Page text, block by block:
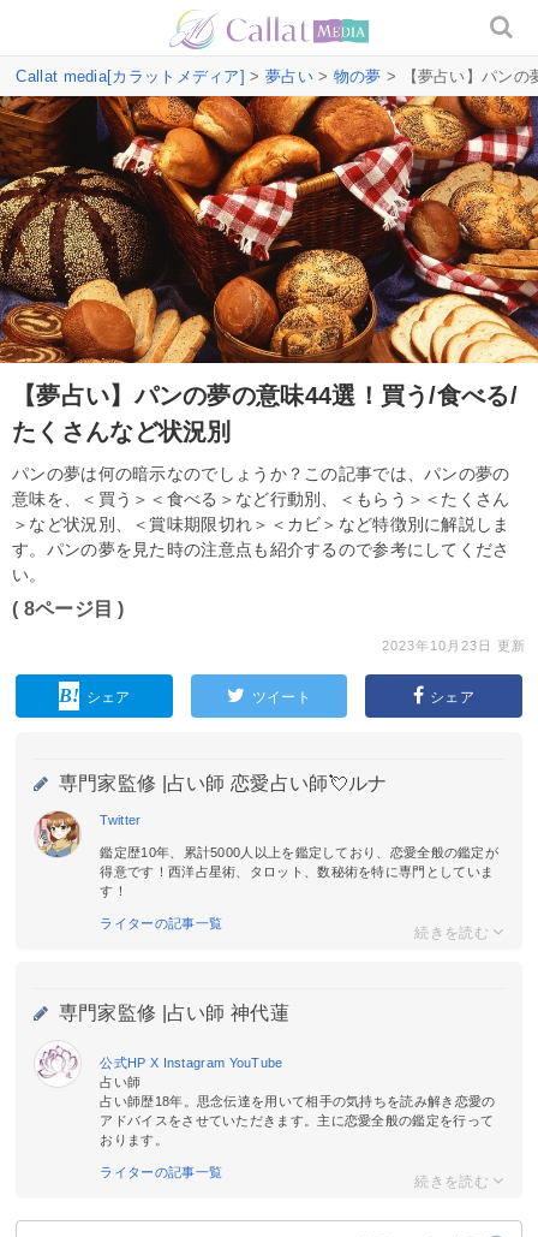
Callat media[カラットメディア] > 夢占い> 物の夢 > 【夢占い】パンの
【夢占い】パンの夢の意味44選！買う/食べる/
たくさんなど状況別
パンの夢は何の暗示なのでしょうか？この記事では、パンの夢の
意味を、＜買う＞＜食べる＞など行動別、＜もらう＞＜たくさん
＞など状況別、＜賞味期限切れ＞＜カビ＞など特徴別に解説しま
す。パンの夢を見た時の注意点も紹介するので参考にしてくださ
い。
( 8ページ目 )
2023年10月23日 更新
シェア ツイート シェア
専門家監修 | 占い師 恋愛占い師💘ルナ
Twitter
鑑定歴10年、累計5000人以上を鑑定しており、恋愛全般の鑑定が
得意です！西洋占星術、タロット、数秘術を特に専門としていま
す！
ライターの記事一覧
専門家監修 | 占い師 神代蓮
公式HP X Instagram YouTube
占い師
占い師歴18年。思念伝達を用いて相手の気持ちを読み解き恋愛の
アドバイスをさせていただきます。主に恋愛全般の鑑定を行って
おります。
ライターの記事一覧